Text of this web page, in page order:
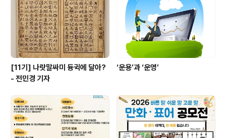
벽’이다. 그렇게 본다면, 오전 1시부터 4시 전까지는 새벽
이라 할 수 없다. 요즘엔 4시가 넘어서 5시로 향할 ..
[11기] 나랏말싸미 듕귁에 달아?
- 전민경 기자
‘운용’과 ‘운영’